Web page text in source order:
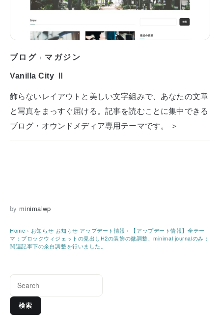
ブログ / マガジン
Vanilla City Ⅱ
飾らないレイアウトと美しい文字組みで、あなたの文章
と写真をまっすぐ届ける。記事を読むことに集中できる
ブログ・オウンドメディア専用テーマです。 ＞
by minimalwp
Home › お知らせ お知らせ アップデート情報 ›
【アップデート情報】全テー
マ：ブロックウィジェットの見出しH2の装飾の微調整、minimal journalのみ：
関連記事下の余白調整を行いました。
検索